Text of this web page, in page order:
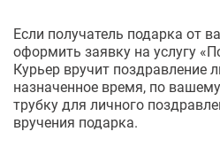
Если получатель подарка от
оформить заявку на услугу
Курьер вручит поздравление
назначенное время, по
трубку для личного
вручения подарка.